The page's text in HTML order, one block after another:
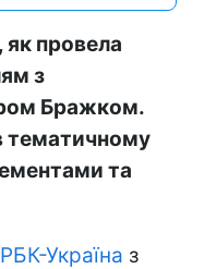
як провела
з
Бражком.
тематичному
та
РБК-Україна з